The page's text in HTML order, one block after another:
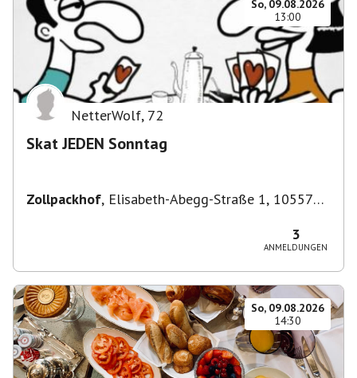
So, 09.08.2026
13:00
NetterWolf, 72
Skat JEDEN Sonntag
Zollpackhof, Elisabeth-Abegg-Straße 1, 10557
3
ANMELDUNGEN
So, 09.08.2026
14:30